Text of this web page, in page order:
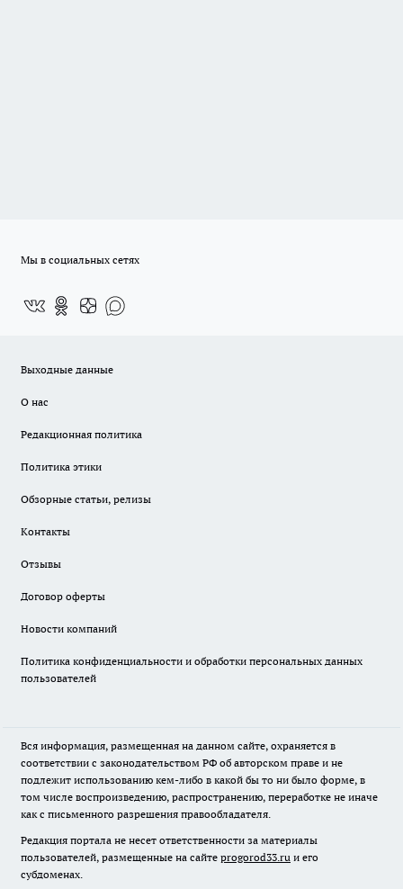
Мы в социальных сетях
Выходные данные
О нас
Редакционная политика
Политика этики
Обзорные статьи, релизы
Контакты
Отзывы
Договор оферты
Новости компаний
Политика конфиденциальности и обработки персональных данных
пользователей
Вся информация, размещенная на данном сайте, охраняется в
соответствии с законодательством РФ об авторском праве и не
подлежит использованию кем-либо в какой бы то ни было форме, в
том числе воспроизведению, распространению, переработке не иначе
как с письменного разрешения правообладателя.
Редакция портала не несет ответственности за материалы
пользователей, размещенные на сайте progorod33.ru и его
субдоменах.